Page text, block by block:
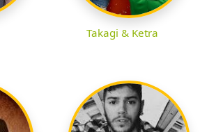
Takagi & Ketra